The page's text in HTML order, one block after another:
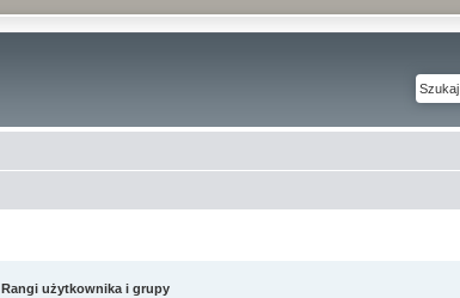
Rangi użytkownika i grupy